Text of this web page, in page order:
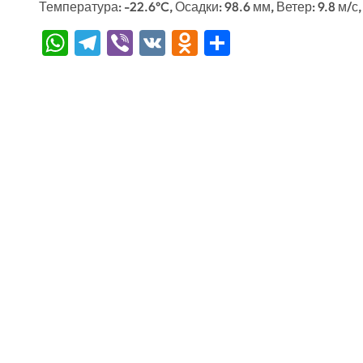
Температура: -22.6°C, Осадки: 98.6 мм, Ветер: 9.8 м/
WhatsApp
Telegram
Viber
VK Odnoklassniki